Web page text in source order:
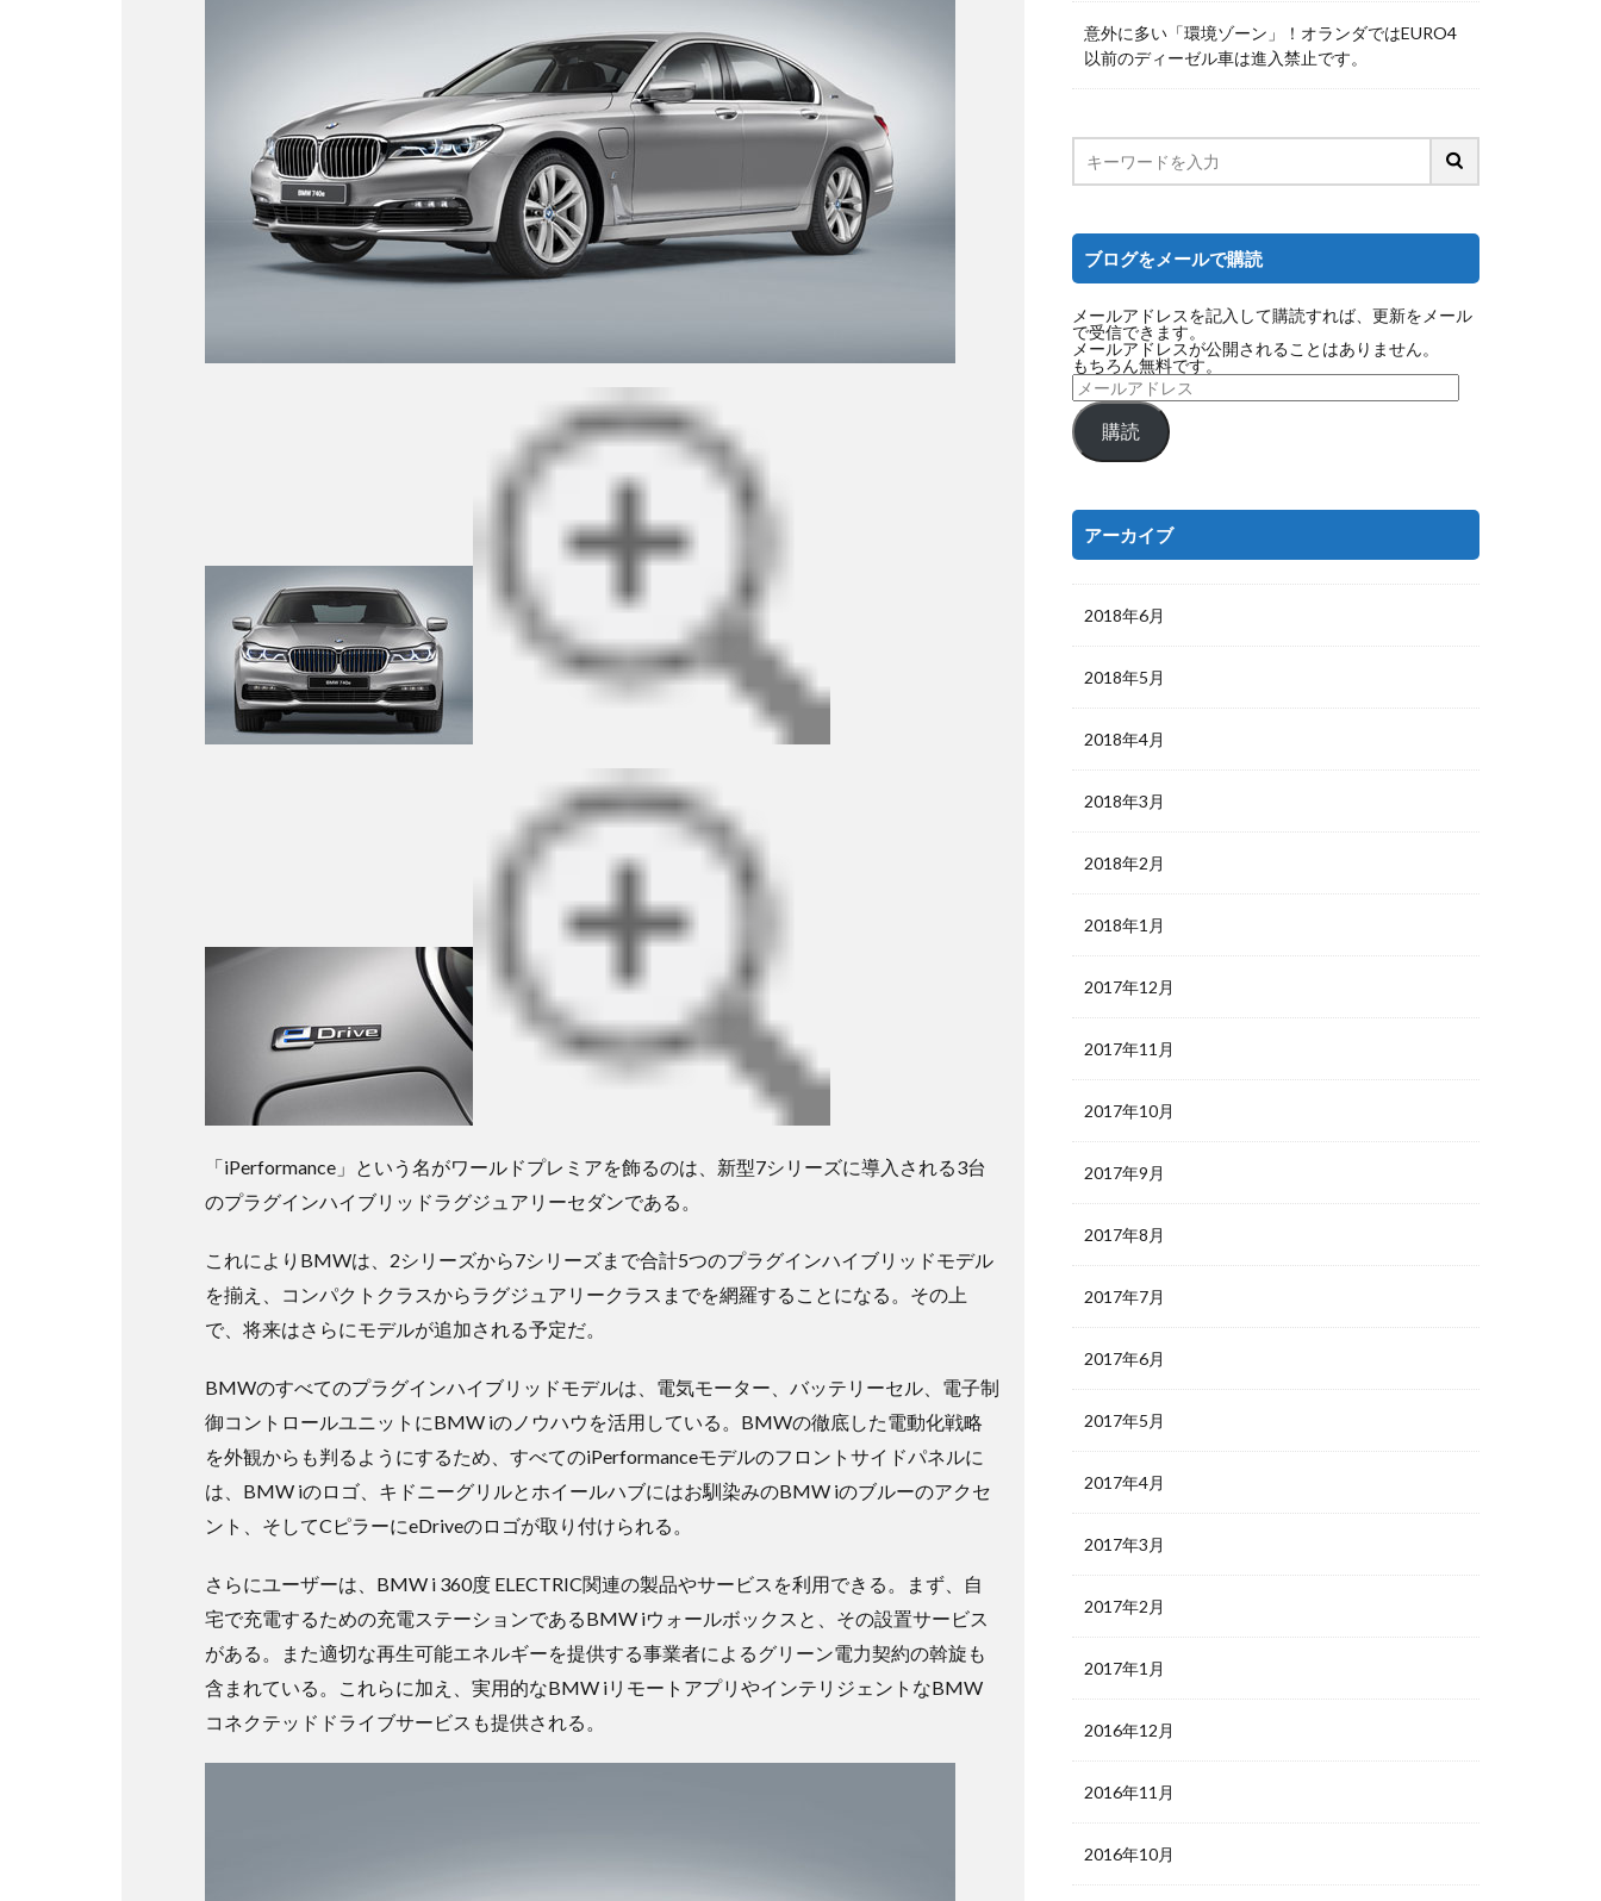
「iPerformance」という名がワールドプレミアを飾るのは、新型7シリーズに導入される3台
のプラグインハイブリッドラグジュアリーセダンである。
これによりBMWは、2シリーズから7シリーズまで合計5つのプラグインハイブリッドモデル
を揃え、コンパクトクラスからラグジュアリークラスまでを網羅することになる。その上
で、将来はさらにモデルが追加される予定だ。
BMWのすべてのプラグインハイブリッドモデルは、電気モーター、バッテリーセル、電子制
御コントロールユニットにBMW iのノウハウを活用している。BMWの徹底した電動化戦略
を外観からも判るようにするため、すべてのiPerformanceモデルのフロントサイドパネルに
は、BMW iのロゴ、キドニーグリルとホイールハブにはお馴染みのBMW iのブルーのアクセ
ント、そしてCピラーにeDriveのロゴが取り付けられる。
さらにユーザーは、BMW i 360度 ELECTRIC関連の製品やサービスを利用できる。まず、自
宅で充電するための充電ステーションであるBMW iウォールボックスと、その設置サービス
がある。また適切な再生可能エネルギーを提供する事業者によるグリーン電力契約の斡旋も
含まれている。これらに加え、実用的なBMW iリモートアプリやインテリジェントなBMW
コネクテッドドライブサービスも提供される。
意外に多い「環境ゾーン」！オランダではEURO4
以前のディーゼル車は進入禁止です。
ブログをメールで購読
メールアドレスを記入して購読すれば、更新をメール
で受信できます。
メールアドレスが公開されることはありません。
もちろん無料です。
購読
アーカイブ
2018年6月
2018年5月
2018年4月
2018年3月
2018年2月
2018年1月
2017年12月
2017年11月
2017年10月
2017年9月
2017年8月
2017年7月
2017年6月
2017年5月
2017年4月
2017年3月
2017年2月
2017年1月
2016年12月
2016年11月
2016年10月